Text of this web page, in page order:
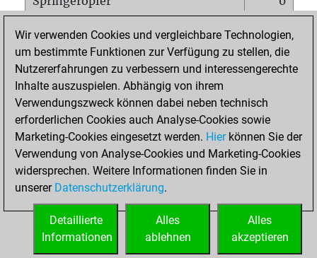
Matt auf vollem Brett
0
Bauer setzt Matt
0
Erstickte Matts
Unterverwandlungen
Türme auf der siebten
0
STARTSEITE
Wir verwenden Cookies und vergleichbare Technologien,
um bestimmte Funktionen zur Verfügung zu stellen, die
Nutzererfahrungen zu verbessern und interessengerechte
Inhalte auszuspielen. Abhängig von ihrem
Verwendungszweck können dabei neben technisch
erforderlichen Cookies auch Analyse-Cookies sowie
Marketing-Cookies eingesetzt werden. Hierkönnen Sie der
Verwendung von Analyse-Cookies und Marketing-Cookies
widersprechen. Weitere Informationen finden Sie in
unserer Datenschutzerklärung.
Alles
akzeptieren
Alles
ablehnen
Detaillierte
Informationen